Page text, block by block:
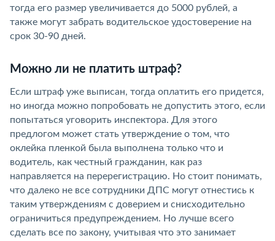
тогда его размер увеличивается до 5000 рублей, а
также могут забрать водительское удостоверение на
срок 30-90 дней.
Можно ли не платить штраф?
Если штраф уже выписан, тогда оплатить его придется,
но иногда можно попробовать не допустить этого, если
попытаться уговорить инспектора. Для этого
предлогом может стать утверждение о том, что
оклейка пленкой была выполнена только что и
водитель, как честный гражданин, как раз
направляется на перерегистрацию. Но стоит понимать,
что далеко не все сотрудники ДПС могут отнестись к
таким утверждениям с доверием и снисходительно
ограничиться предупреждением. Но лучше всего
сделать все по закону, учитывая что это занимает